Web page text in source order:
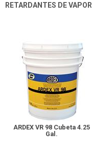
RETARDANTES DE VAPOR
ARDEX VR 98 Cubeta 4.25
Gal.